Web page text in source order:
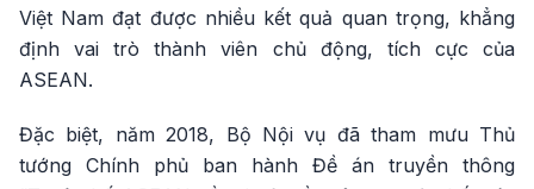
Việt Nam đạt được nhiều kết quả quan trọng, khẳng
định vai trò thành viên chủ động, tích cực của
ASEAN.
Đặc biệt, năm 2018, Bộ Nội vụ đã tham mưu Thủ
tướng Chính phủ ban hành Đề án truyền thông